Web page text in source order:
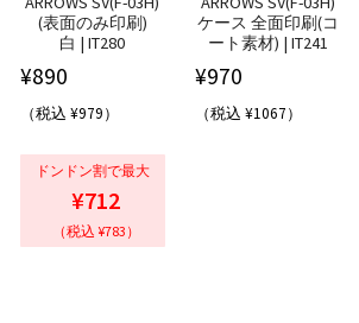
(表面のみ印刷)
白 | IT280
¥890
（税込 ¥979）
ドンドン割で最大
¥712
（税込 ¥783）
ケース 全面印刷(コ
ート素材) | IT241
¥970
（税込 ¥1067）